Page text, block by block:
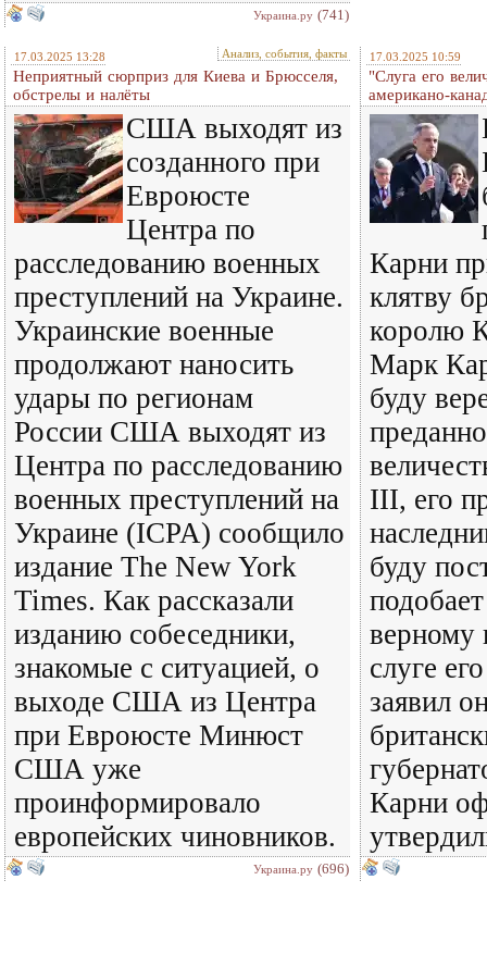
Украина.ру (741)
17.03.2025 13:28 Анализ, события, факты
Неприятный сюрприз для Киева и Брюсселя,
обстрелы и налёты
США выходят из
созданного при
Евроюсте
Центра по
расследованию военных
преступлений на Украине.
Украинские военные
продолжают наносить
удары по регионам
России США выходят из
Центра по расследованию
военных преступлений на
Украине (ICPA) сообщило
издание The New York
Times. Как рассказали
изданию собеседники,
знакомые с ситуацией, о
выходе США из Центра
при Евроюсте Минюст
США уже
проинформировало
европейских чиновников.
Украина.ру (696)
17.03.2025 10:59
"Слуга его
американо-
Карни
клятву
королю
Марк
буду
III, его
буду
верному
слуге
заявил
Карни